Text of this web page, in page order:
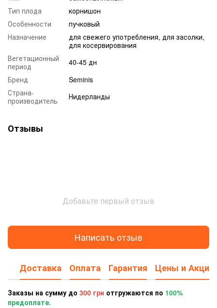
Тип плода
корнишон
Особенности
пучковый
Назначение
для свежего употребления, для засолки,
для косервирования
Вегетационный
период
40-45 дн
Бренд
Seminis
Страна-
производитель
Нидерланды
Отзывы
Добавьте первый отзыв
Написать отзыв
Доставка Оплата Гарантия Цены и Акции
Заказы на сумму до 300 грн отгружаются по 100%
предоплате.